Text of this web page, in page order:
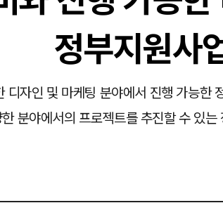
정부지원사
디자인 및 마케팅 분야에서 진행 가능한
분야에서의 프로젝트를 추진할 수 있